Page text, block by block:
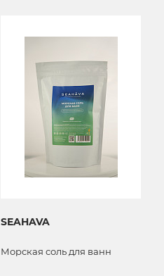
SEAHAVA
Морская соль для ванн